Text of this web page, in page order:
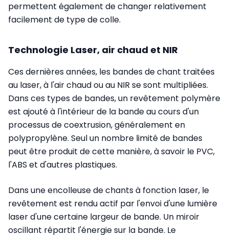
permettent également de changer relativement
facilement de type de colle.
Technologie Laser, air chaud et NIR
Ces dernières années, les bandes de chant traitées
au laser, à l'air chaud ou au NIR se sont multipliées.
Dans ces types de bandes, un revêtement polymère
est ajouté à l'intérieur de la bande au cours d'un
processus de coextrusion, généralement en
polypropylène. Seul un nombre limité de bandes
peut être produit de cette manière, à savoir le PVC,
l'ABS et d'autres plastiques.
Dans une encolleuse de chants à fonction laser, le
revêtement est rendu actif par l'envoi d'une lumière
laser d'une certaine largeur de bande. Un miroir
oscillant répartit l'énergie sur la bande. Le